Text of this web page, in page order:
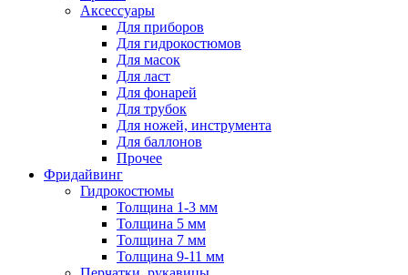
Аксессуары
Для приборов
Для гидрокостюмов
Для масок
Для ласт
Для фонарей
Для трубок
Для ножей, инструмента
Для баллонов
Прочее
Фридайвинг
Гидрокостюмы
Толщина 1-3 мм
Толщина 5 мм
Толщина 7 мм
Толщина 9-11 мм